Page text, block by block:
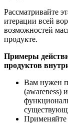
Рассматривайте
итерации всей
возможностей
продукте.
Примеры
продуктов
Вам нужен
(awareness)